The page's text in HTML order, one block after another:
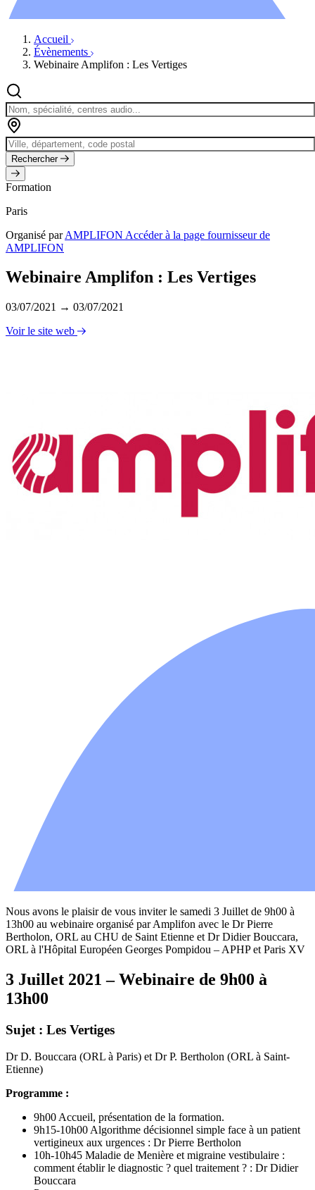
Accueil
Évènements
Webinaire Amplifon : Les Vertiges
Rechercher
Formation
Paris
Organisé parAMPLIFON Accéder à la page fournisseur de
AMPLIFON
Webinaire Amplifon : Les Vertiges
03/07/2021 → 03/07/2021
Voir le site web
Nous avons le plaisir de vous inviter le samedi 3 Juillet de 9h00 à
13h00 au webinaire organisé par Amplifon avec le Dr Pierre
Bertholon, ORL au CHU de Saint Etienne et Dr Didier Bouccara,
ORL à l'Hôpital Européen Georges Pompidou – APHP et Paris XV
3 Juillet 2021 – Webinaire de 9h00 à
13h00
Sujet : Les Vertiges
Dr D. Bouccara (ORL à Paris) et Dr P. Bertholon (ORL à Saint-
Etienne)
Programme :
9h00 Accueil, présentation de la formation.
9h15-10h00 Algorithme décisionnel simple face à un patient
vertigineux aux urgences : Dr Pierre Bertholon
10h-10h45 Maladie de Menière et migraine vestibulaire :
comment établir le diagnostic ? quel traitement ? : Dr Didier
Bouccara